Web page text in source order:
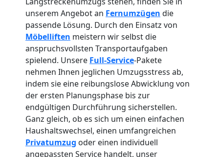
unserem Angebot an Fernumzügen die
passende Lösung. Durch den Einsatz von
Möbelliften meistern wir selbst die
anspruchsvollsten Transportaufgaben
spielend. Unsere Full-Service-Pakete
nehmen Ihnen jeglichen Umzugsstress ab,
indem sie eine reibungslose Abwicklung von
der ersten Planungsphase bis zur
endgültigen Durchführung sicherstellen.
Ganz gleich, ob es sich um einen einfachen
Haushaltswechsel, einen umfangreichen
Privatumzug oder einen individuell
angepassten Service handelt, unser